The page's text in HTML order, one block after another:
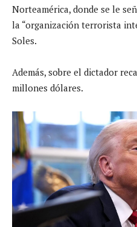
Norteamérica, donde se le
la “organización terrorista
Soles.
Además, sobre el dictador
millones dólares.